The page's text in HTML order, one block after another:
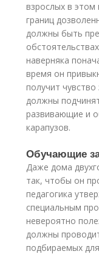
взрослых в этом
границ
должны быть
наверняка
время он
получит
должны
развивающие и
карапузов.
Обучающие
Даже дома
так, чтобы он
педагогика
специальным
невероятно
должны
подбираемых